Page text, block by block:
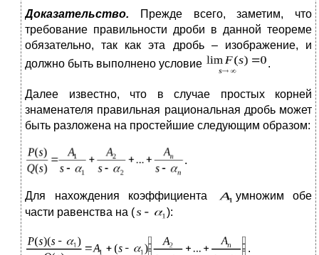
Доказательство. Прежде всего, заметим, что
требование правильности дроби в данной теореме
обязательно, так как эта дробь – изображение, и
должно быть выполнено условие
.
Далее известно, что в случае простых корней
знаменателя правильная рациональная дробь может
быть разложена на простейшие следующим образом:
.
Для нахождения коэффициента
умножим обе
части равенства на (
):
.